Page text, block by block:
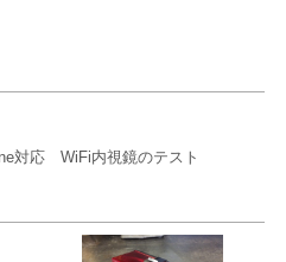
対応 WiFi内視鏡のテスト